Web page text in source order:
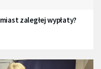
zaległej wypłaty?